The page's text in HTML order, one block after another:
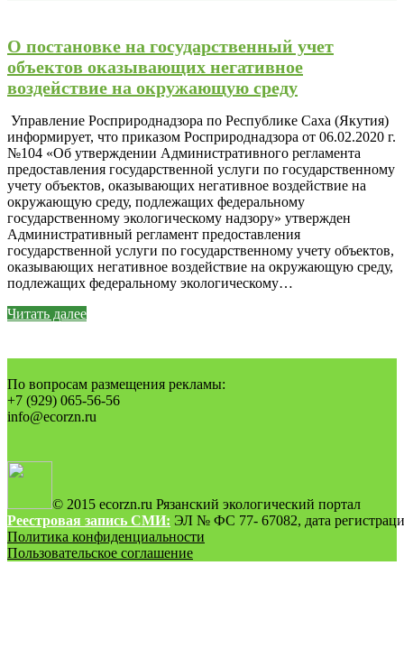
О постановке на государственный учет
объектов оказывающих негативное
воздействие на окружающую среду
Управление Росприроднадзора по Республике Саха (Якутия)
информирует, что приказом Росприроднадзора от 06.02.2020 г.
№104 «Об утверждении Административного регламента
предоставления государственной услуги по государственному
учету объектов, оказывающих негативное воздействие на
окружающую среду, подлежащих федеральному
государственному экологическому надзору» утвержден
Административный регламент предоставления
государственной услуги по государственному учету объектов,
оказывающих негативное воздействие на окружающую среду,
подлежащих федеральному экологическому…
Читать далее
По вопросам размещения рекламы:
+7 (929) 065-56-56
info@ecorzn.ru
© 2015 ecorzn.ru Рязанский экологический портал
Реестровая запись СМИ: ЭЛ № ФС 77- 67082, дата
Политика конфиденциальности
Пользовательское соглашение